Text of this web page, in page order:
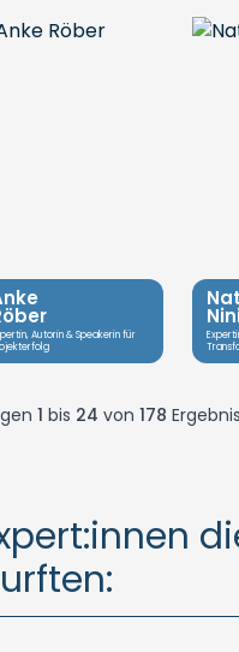
Autorin & Speakerin für
1 bis 24 von 178